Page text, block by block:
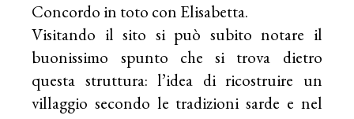
Concordo in toto con Elisabetta.
Visitando il sito si può subito notare il
buonissimo spunto che si trova dietro
questa struttura: l’idea di ricostruire un
villaggio secondo le tradizioni sarde e nel